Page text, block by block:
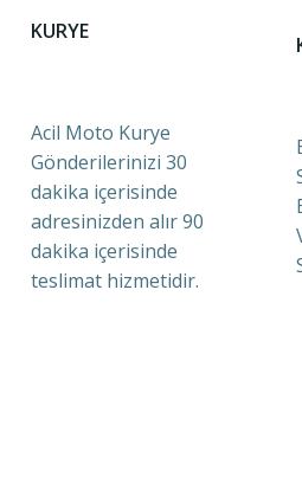
KURYE
Acil Moto Kurye
Gönderilerinizi 30
dakika içerisinde
adresinizden alır 90
dakika içerisinde
teslimat hizmetidir.